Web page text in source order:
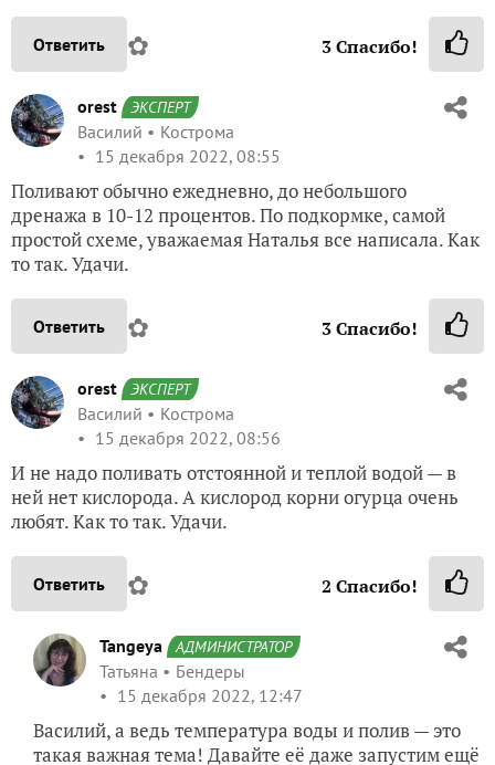
Ответить ✿ 3Спасибо!
orest ЭКСПЕРТ
Василий
Кострома
15 декабря 2022, 08:55
Поливают обычно ежедневно, до небольшого
дренажа в 10-12 процентов. По подкормке, самой
простой схеме, уважаемая Наталья все написала. Как
то так. Удачи.
Ответить ✿ 3Спасибо!
orest ЭКСПЕРТ
Василий
Кострома
15 декабря 2022, 08:56
И не надо поливать отстоянной и теплой водой — в
ней нет кислорода. А кислород корни огурца очень
любят. Как то так. Удачи.
Ответить ✿ 2 Спасибо!
Tangeya АДМИНИСТРАТОР
Татьяна
Бендеры
15 декабря 2022, 12:47
Василий, а ведь температура воды и полив — это
такая важная тема! Давайте её даже запустим ещё